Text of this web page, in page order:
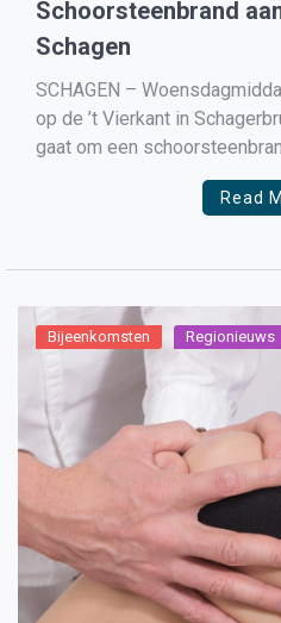
Schoorsteenbrand
Schagen
SCHAGEN –
op de ’t Vierkant in
gaat om een
woning waarop ook
brandweer veegt de
Read
Bijeenkomsten Regionieuws